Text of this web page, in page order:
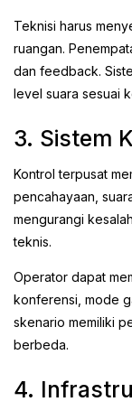
Teknisi harus
ruangan.
dan feedback.
level suara sesuai
3. Sistem
Kontrol terpusat
pencahayaan,
mengurangi
teknis.
Operator dapat
konferensi, mode
skenario memiliki
berbeda.
4.